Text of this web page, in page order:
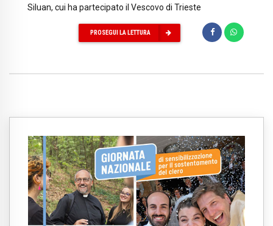
Siluan, cui ha partecipato il Vescovo di Trieste
PROSEGUI LA LETTURA